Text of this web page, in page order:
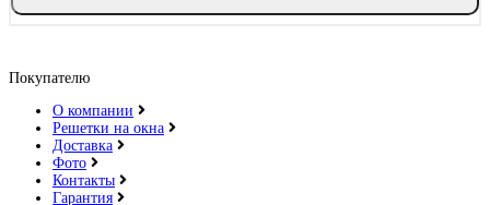
Покупателю
О компании
Решетки на окна
Доставка
Фото
Контакты
Гарантия